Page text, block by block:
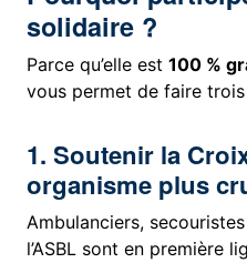
solidaire ?
Parce qu’elle est100 %
vous permet de faire
1. Soutenir la
organisme plus
Ambulanciers,
l’ASBL sont en première